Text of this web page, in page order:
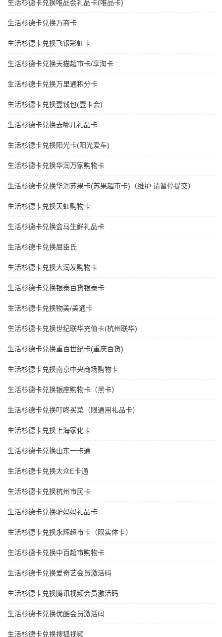
生活杉德卡兑换唯品会礼品卡(唯品卡)
生活杉德卡兑换万商卡
生活杉德卡兑换飞银彩虹卡
生活杉德卡兑换天猫超市卡/享淘卡
生活杉德卡兑换万里通积分卡
生活杉德卡兑换壹钱包(壹卡会)
生活杉德卡兑换去哪儿礼品卡
生活杉德卡兑换阳光卡(阳光爱车)
生活杉德卡兑换华润万家购物卡
生活杉德卡兑换华润苏果卡(苏果超市卡)（维护 请暂停提交）
生活杉德卡兑换天虹购物卡
生活杉德卡兑换盒马生鲜礼品卡
生活杉德卡兑换屈臣氏
生活杉德卡兑换大润发购物卡
生活杉德卡兑换银泰百货银泰卡
生活杉德卡兑换物美/美通卡
生活杉德卡兑换世纪联华充值卡(杭州联华)
生活杉德卡兑换重百世纪卡(重庆百货)
生活杉德卡兑换南京中央商场购物卡
生活杉德卡兑换银座购物卡（黑卡）
生活杉德卡兑换叮咚买菜（限通用礼品卡）
生活杉德卡兑换上海家化卡
生活杉德卡兑换山东一卡通
生活杉德卡兑换大众E卡通
生活杉德卡兑换杭州市民卡
生活杉德卡兑换驴妈妈礼品卡
生活杉德卡兑换永辉超市卡（限实体卡）
生活杉德卡兑换中百超市购物卡
生活杉德卡兑换爱奇艺会员激活码
生活杉德卡兑换腾讯视频会员激活码
生活杉德卡兑换优酷会员激活码
生活杉德卡兑换搜狐视频